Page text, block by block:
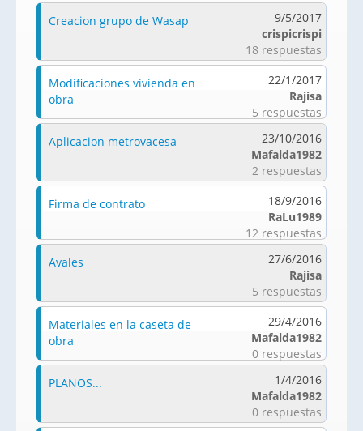
Creacion grupo de Wasap
9/5/2017
crispicrispi
18 respuestas
Modificaciones vivienda en
obra
22/1/2017
Rajisa
5 respuestas
Aplicacion metrovacesa
23/10/2016
Mafalda1982
2 respuestas
Firma de contrato
18/9/2016
RaLu1989
12 respuestas
Avales
27/6/2016
Rajisa
5 respuestas
Materiales en la caseta de
obra
29/4/2016
Mafalda1982
0 respuestas
PLANOS...
1/4/2016
Mafalda1982
0 respuestas